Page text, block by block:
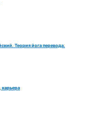
Теория йога перевода.
карьера